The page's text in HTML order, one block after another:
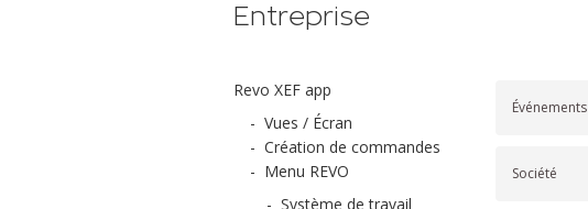
Entreprise
Revo XEF app
- Vues / Écran
- Création de commandes
- Menu REVO
- Système de travail
Événements
Société